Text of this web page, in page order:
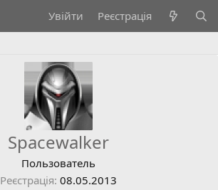
Увійти Реєстрація
Spacewalker
Пользователь
Реєстрація 08.05.2013